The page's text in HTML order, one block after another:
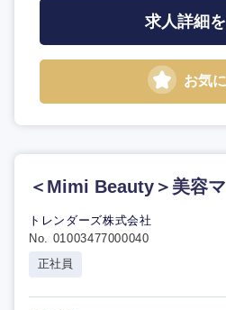
求人詳細
お気
＜Mimi Beauty＞美容
トレンダーズ株式会社
No. 01003477000040
正社員